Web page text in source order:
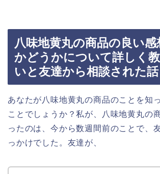
八味地黄丸の商品の良い感
かどうかについて詳しく
いと友達から相談された話
あなたが八味地黄丸の商品のことを知
ことでしょうか？私が、八味地黄丸の
ったのは、今から数週間前のことで、
っかけでした。友達が、